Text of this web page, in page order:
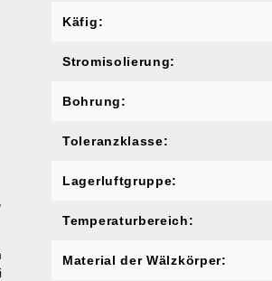
Käfig:
Stromisolierung:
Bohrung:
Toleranzklasse:
Lagerluftgruppe:
Temperaturbereich:
Material der Wälzkörper: